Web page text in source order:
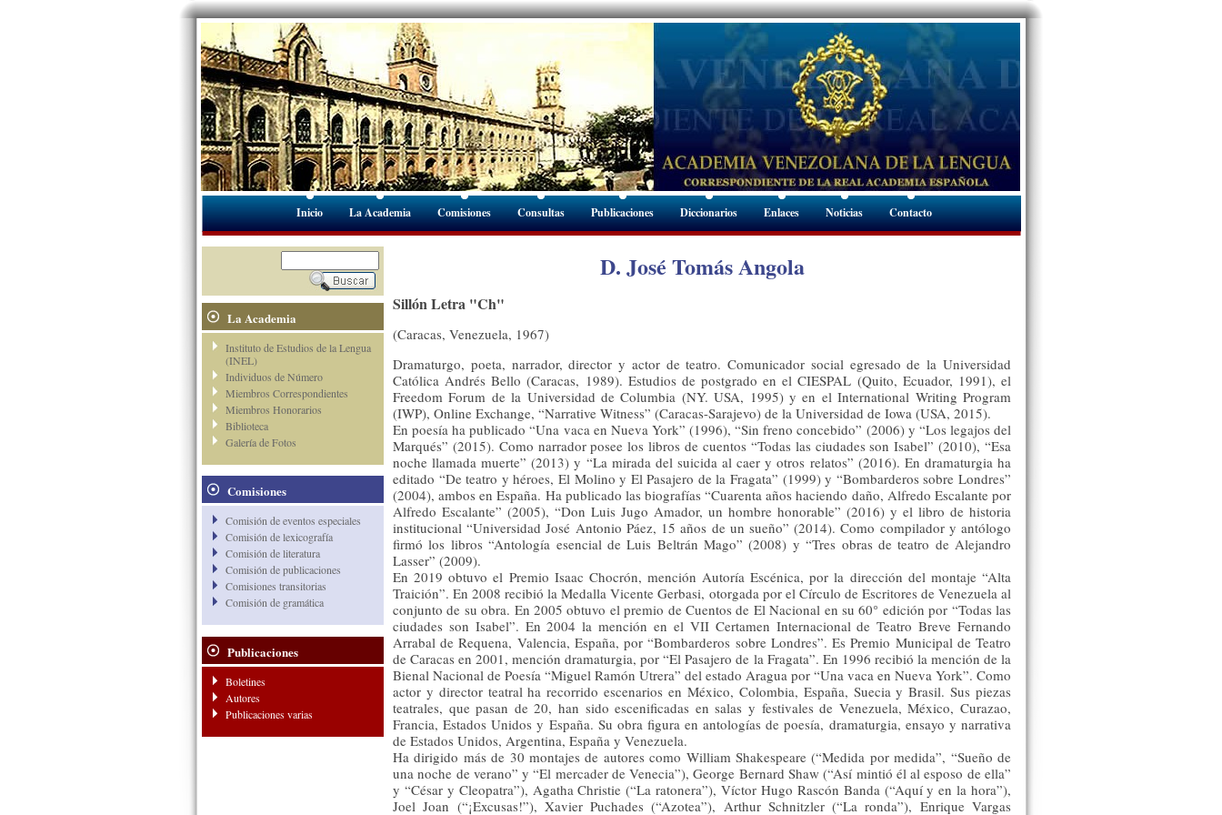
Inicio La Academia Comisiones Consultas Publicaciones Diccionarios Enlaces Noticias Contacto
La Academia
Instituto de Estudios de la Lengua
(INEL)
Individuos de Número
Miembros Correspondientes
Miembros Honorarios
Biblioteca
Galería de Fotos
Comisiones
Comisión de eventos especiales
Comisión de lexicografía
Comisión de literatura
Comisión de publicaciones
Comisiones transitorias
Comisión de gramática
Publicaciones
Boletines
Autores
Publicaciones varias
D. José Tomás Angola
Sillón Letra "Ch"
(Caracas, Venezuela, 1967)
Dramaturgo, poeta, narrador, director y actor de teatro. Comunicador social egresado de la Universidad
Católica Andrés Bello (Caracas, 1989). Estudios de postgrado en el CIESPAL (Quito, Ecuador, 1991), el
Freedom Forum de la Universidad de Columbia (NY. USA, 1995) y en el International Writing Program
(IWP), Online Exchange, “Narrative Witness” (Caracas-Sarajevo) de la Universidad de Iowa (USA, 2015).
En poesía ha publicado “Una vaca en Nueva York” (1996), “Sin freno concebido” (2006) y “Los legajos del
Marqués” (2015). Como narrador posee los libros de cuentos “Todas las ciudades son Isabel” (2010), “Esa
noche llamada muerte” (2013) y “La mirada del suicida al caer y otros relatos” (2016). En dramaturgia ha
editado “De teatro y héroes, El Molino y El Pasajero de la Fragata” (1999) y “Bombarderos sobre Londres”
(2004), ambos en España. Ha publicado las biografías “Cuarenta años haciendo daño, Alfredo Escalante por
Alfredo Escalante” (2005), “Don Luis Jugo Amador, un hombre honorable” (2016) y el libro de historia
institucional “Universidad José Antonio Páez, 15 años de un sueño” (2014). Como compilador y antólogo
firmó los libros “Antología esencial de Luis Beltrán Mago” (2008) y “Tres obras de teatro de Alejandro
Lasser” (2009).
En 2019 obtuvo el Premio Isaac Chocrón, mención Autoría Escénica, por la dirección del montaje “Alta
Traición”. En 2008 recibió la Medalla Vicente Gerbasi, otorgada por el Círculo de Escritores de Venezuela al
conjunto de su obra. En 2005 obtuvo el premio de Cuentos de El Nacional en su 60° edición por “Todas las
ciudades son Isabel”. En 2004 la mención en el VII Certamen Internacional de Teatro Breve Fernando
Arrabal de Requena, Valencia, España, por “Bombarderos sobre Londres”. Es Premio Municipal de Teatro
de Caracas en 2001, mención dramaturgia, por “El Pasajero de la Fragata”. En 1996 recibió la mención de la
Bienal Nacional de Poesía “Miguel Ramón Utrera” del estado Aragua por “Una vaca en Nueva York”. Como
actor y director teatral ha recorrido escenarios en México, Colombia, España, Suecia y Brasil. Sus piezas
teatrales, que pasan de 20, han sido escenificadas en salas y festivales de Venezuela, México, Curazao,
Francia, Estados Unidos y España. Su obra figura en antologías de poesía, dramaturgia, ensayo y narrativa
de Estados Unidos, Argentina, España y Venezuela.
Ha dirigido más de 30 montajes de autores como William Shakespeare (“Medida por medida”, “Sueño de
una noche de verano” y “El mercader de Venecia”), George Bernard Shaw (“Así mintió él al esposo de ella”
y “César y Cleopatra”), Agatha Christie (“La ratonera”), Víctor Hugo Rascón Banda (“Aquí y en la hora”),
Joel Joan (“¡Excusas!”), Xavier Puchades (“Azotea”), Arthur Schnitzler (“La ronda”), Enrique Vargas